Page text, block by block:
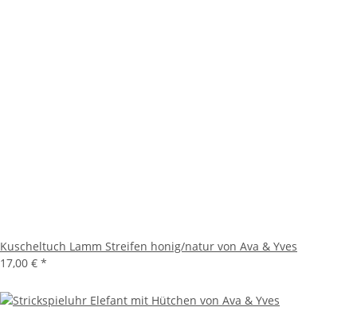
Kuscheltuch Lamm Streifen honig/natur von Ava & Yves
17,00 € *